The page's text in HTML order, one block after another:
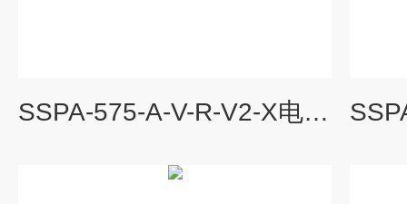
SSPA-575-A-V-R-V2-X电动泵单元